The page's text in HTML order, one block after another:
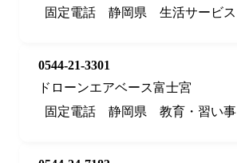
固定電話
静岡県 生活サービス
0544-21-3301
ドローンエアベース富士宮
固定電話
静岡県 教育・習い事